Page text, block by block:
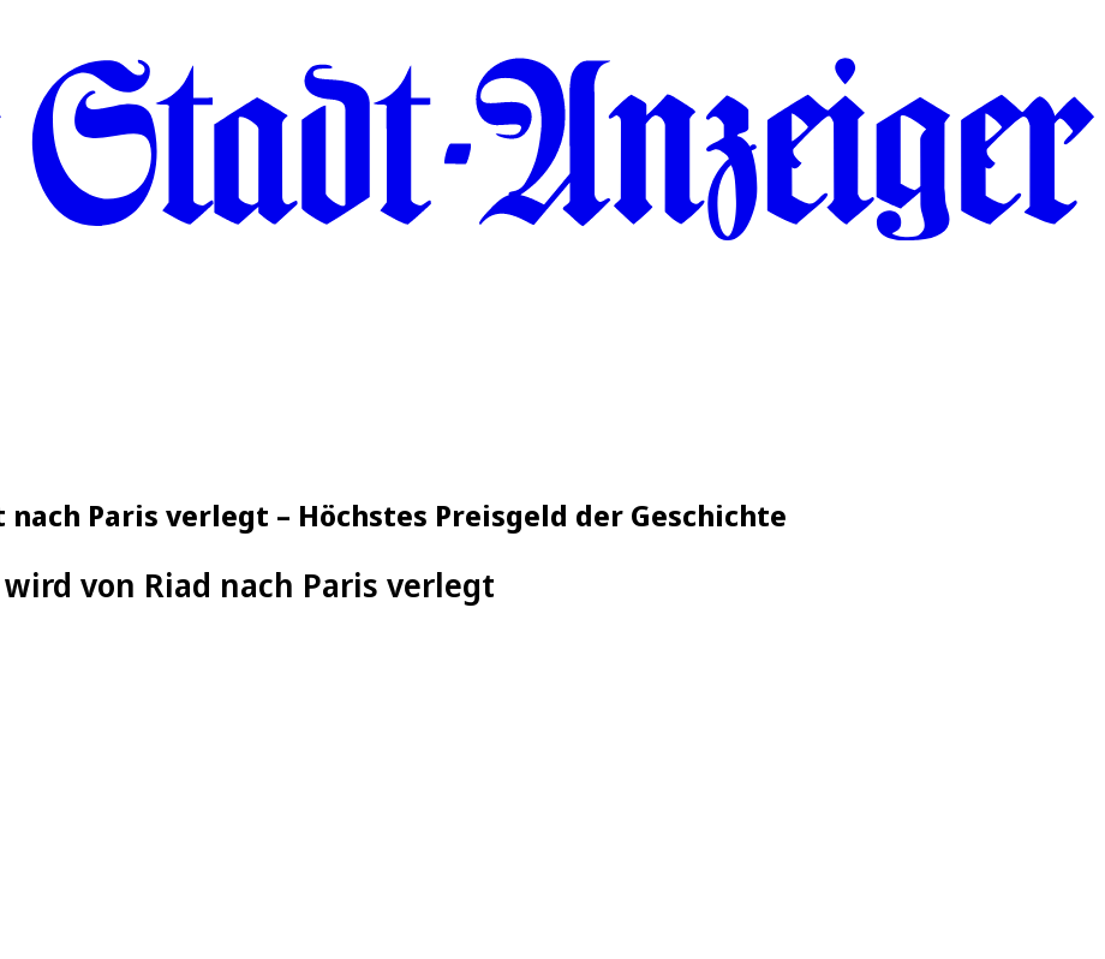
Paris verlegt – Höchstes Preisgeld der Geschichte
wird von Riad nach Paris verlegt